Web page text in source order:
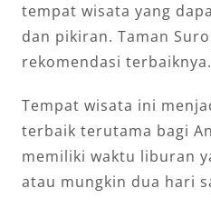
tempat wisata yang
dan pikiran. Taman
rekomendasi terbaiknya.
Tempat wisata ini
terbaik terutama bagi
memiliki waktu liburan
atau mungkin dua hari